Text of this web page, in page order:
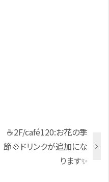
☕2F/café120:お花の季
節💠ドリンクが追加にな
ります✨